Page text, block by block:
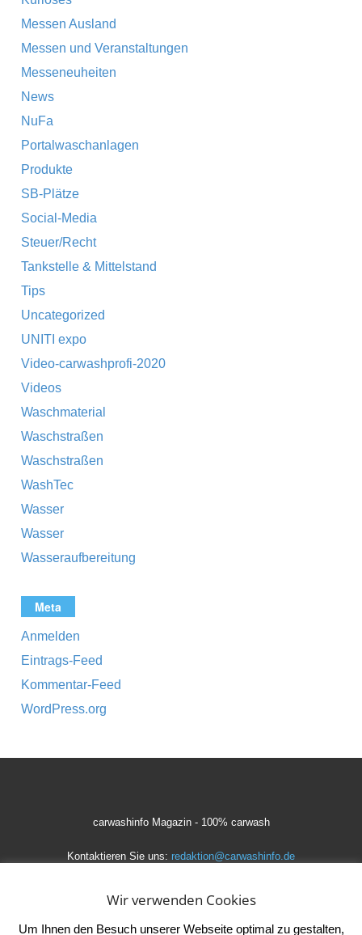
Messen Ausland
Messen und Veranstaltungen
Messeneuheiten
News
NuFa
Portalwaschanlagen
Produkte
SB-Plätze
Social-Media
Steuer/Recht
Tankstelle & Mittelstand
Tips
Uncategorized
UNITI expo
Video-carwashprofi-2020
Videos
Waschmaterial
Waschstraßen
Waschstraßen
WashTec
Wasser
Wasser
Wasseraufbereitung
Meta
Anmelden
Eintrags-Feed
Kommentar-Feed
WordPress.org
carwashinfo Magazin - 100% carwash
Kontaktieren Sie uns: redaktion@carwashinfo.de
Wir verwenden Cookies
Um Ihnen den Besuch unserer Webseite optimal zu gestalten,